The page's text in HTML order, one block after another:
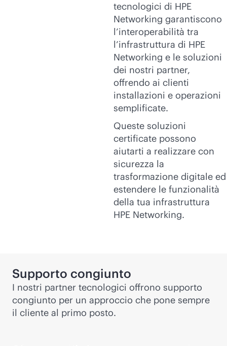
tecnologici di HPE
Networking garantiscono
l’interoperabilità tra
l’infrastruttura di HPE
Networking e le soluzioni
dei nostri partner,
offrendo ai clienti
installazioni e operazioni
semplificate.
Queste soluzioni
certificate possono
aiutarti a realizzare con
sicurezza la
trasformazione digitale ed
estendere le funzionalità
della tua infrastruttura
HPE Networking.
Supporto congiunto
I nostri partner tecnologici offrono supporto
congiunto per un approccio che pone sempre
il cliente al primo posto.